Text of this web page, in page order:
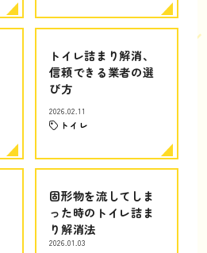
トイレ詰まり解消、
信頼できる業者の選
び方
2026.02.11
トイレ
固形物を流してしま
った時のトイレ詰ま
り解消法
2026.01.03